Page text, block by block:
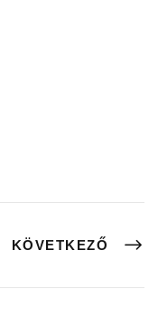
KÖVETKEZŐ